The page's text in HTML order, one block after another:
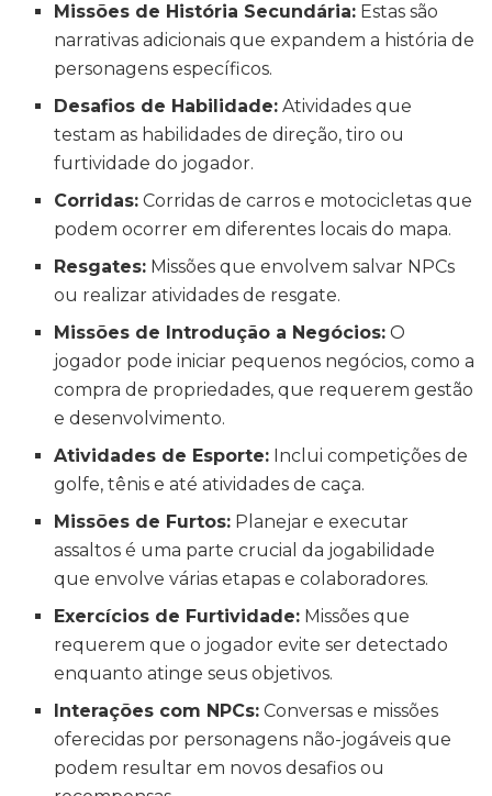
Missões de História Secundária: Estas são
narrativas adicionais que expandem a história de
personagens específicos.
Desafios de Habilidade: Atividades que
testam as habilidades de direção, tiro ou
furtividade do jogador.
Corridas: Corridas de carros e motocicletas que
podem ocorrer em diferentes locais do mapa.
Resgates: Missões que envolvem salvar NPCs
ou realizar atividades de resgate.
Missões de Introdução a Negócios: O
jogador pode iniciar pequenos negócios, como a
compra de propriedades, que requerem gestão
e desenvolvimento.
Atividades de Esporte: Inclui competições de
golfe, tênis e até atividades de caça.
Missões de Furtos: Planejar e executar
assaltos é uma parte crucial da jogabilidade
que envolve várias etapas e colaboradores.
Exercícios de Furtividade: Missões que
requerem que o jogador evite ser detectado
enquanto atinge seus objetivos.
Interações com NPCs: Conversas e missões
oferecidas por personagens não-jogáveis que
podem resultar em novos desafios ou